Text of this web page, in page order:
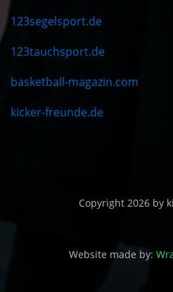
123segelsport.de
123tauchsport.de
basketball-magazin.com
kicker-freunde.de
Copyright 2026 by
Website made by: